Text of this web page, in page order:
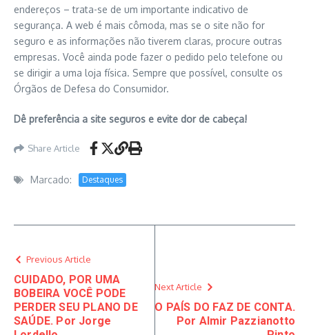
endereços – trata-se de um importante indicativo de
segurança. A web é mais cômoda, mas se o site não for
seguro e as informações não tiverem claras, procure outras
empresas. Você ainda pode fazer o pedido pelo telefone ou
se dirigir a uma loja física. Sempre que possível, consulte os
Órgãos de Defesa do Consumidor.
Dê preferência a site seguros e evite dor de cabeça!
Share Article
Marcado: Destaques
Previous Article
CUIDADO, POR UMA
BOBEIRA VOCÊ PODE
PERDER SEU PLANO DE
SAÚDE. Por Jorge
Next Article
O PAÍS DO FAZ DE CONTA.
Por Almir Pazzianotto